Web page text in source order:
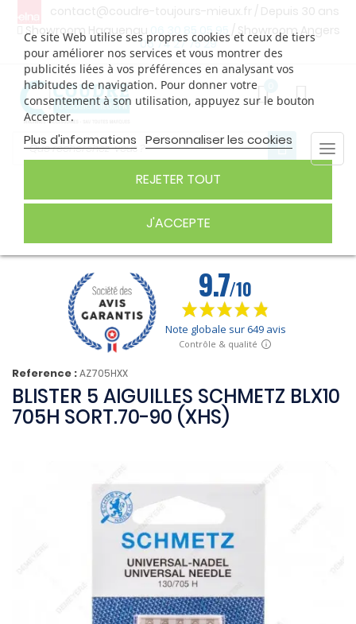
contact@coudre-toujours-mieux.fr / Depuis 30 ans
Showroom Haguenau
06 30 85 05 95
/ Showroom Angers
06 74 27 75 29
Ce site Web utilise ses propres cookies et ceux de tiers
pour améliorer nos services et vous montrer des
publicités liées à vos préférences en analysant vos
habitudes de navigation. Pour donner votre
consentement à son utilisation, appuyez sur le bouton
Accepter.
Plus d'informations Personnaliser les cookies
REJETER TOUT
J'ACCEPTE
AIGUILLES
Reference :AZ705HXX
BLISTER 5 AIGUILLES SCHMETZ BLX10
705H SORT.70-90 (XHS)